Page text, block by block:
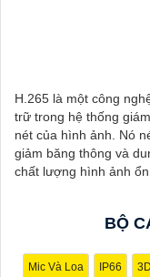
Dạ chào bạn, dưới
hình ảnh cao, hỗ trợ
chuyển động, hồng
💠2:Dahua IPC-
Starlight cho hình ảnh
thiết kế chống nước,
có khả năng quan sát
hình ảnh tốt, dễ sử
Nhớ kiểm tra các yêu
trước khi lựa chọn
H.265 là một công
trữ trong hệ thống
nét của hình ảnh. Nó
giảm băng thông và
chất lượng hình ảnh ổn
BỘ
Mic Và Loa IP66